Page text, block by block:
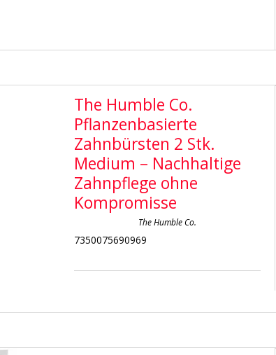
The Humble Co.
Pflanzenbasierte
Zahnbürsten 2 Stk.
Medium – Nachhaltige
Zahnpflege ohne
Kompromisse
The Humble Co.
7350075690969